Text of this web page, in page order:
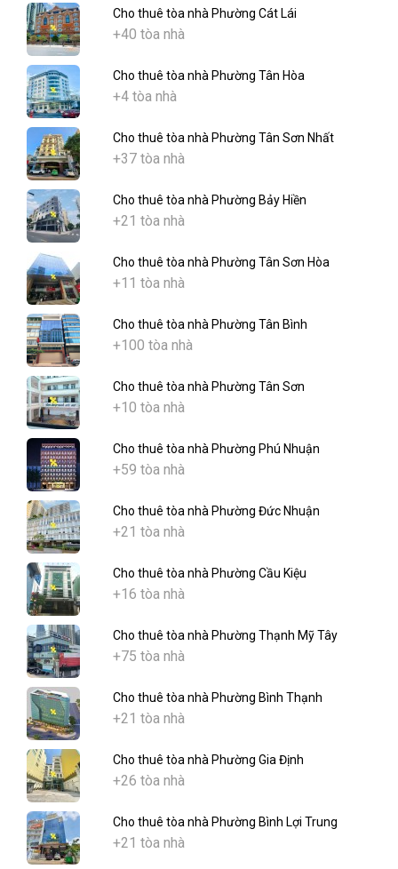
Cho thuê tòa nhà Phường Cát Lái
+40 tòa nhà
Cho thuê tòa nhà Phường Tân Hòa
+4 tòa nhà
Cho thuê tòa nhà Phường Tân Sơn Nhất
+37 tòa nhà
Cho thuê tòa nhà Phường Bảy Hiền
+21 tòa nhà
Cho thuê tòa nhà Phường Tân Sơn Hòa
+11 tòa nhà
Cho thuê tòa nhà Phường Tân Bình
+100 tòa nhà
Cho thuê tòa nhà Phường Tân Sơn
+10 tòa nhà
Cho thuê tòa nhà Phường Phú Nhuận
+59 tòa nhà
Cho thuê tòa nhà Phường Đức Nhuận
+21 tòa nhà
Cho thuê tòa nhà Phường Cầu Kiệu
+16 tòa nhà
Cho thuê tòa nhà Phường Thạnh Mỹ Tây
+75 tòa nhà
Cho thuê tòa nhà Phường Bình Thạnh
+21 tòa nhà
Cho thuê tòa nhà Phường Gia Định
+26 tòa nhà
Cho thuê tòa nhà Phường Bình Lợi Trung
+21 tòa nhà